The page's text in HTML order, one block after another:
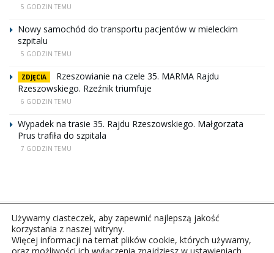
5 GODZIN TEMU
Nowy samochód do transportu pacjentów w mieleckim
szpitalu
5 GODZIN TEMU
ZDJĘCIA
Rzeszowianie na czele 35. MARMA Rajdu
Rzeszowskiego. Rzeźnik triumfuje
6 GODZIN TEMU
Wypadek na trasie 35. Rajdu Rzeszowskiego. Małgorzata
Prus trafiła do szpitala
7 GODZIN TEMU
Używamy ciasteczek, aby zapewnić najlepszą jakość
korzystania z naszej witryny.
Więcej informacji na temat plików cookie, których używamy,